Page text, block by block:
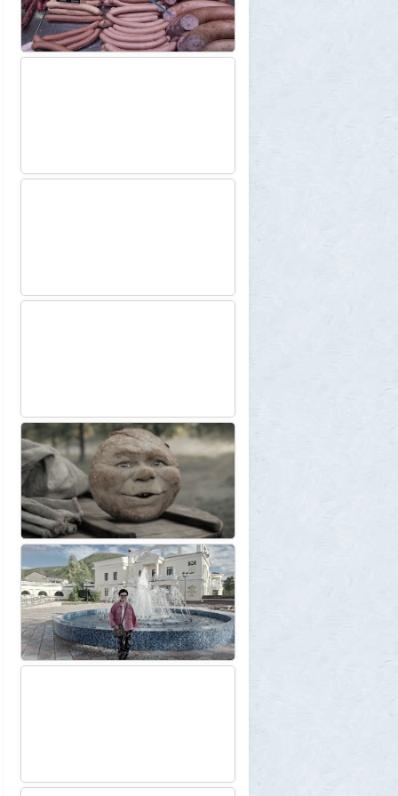
1GR
1 августа 2026, 12:56
«Одиссея» сдохла: вышел первый
трейлер индийского фильма «Рамаяна»
Allarm 31 июля 2026, 13:09
«Жена присаживалась к детям и
1GR
30 июля 2026, 18:12
Две девушки столкнулись с медведем на
туристической тропе у Магадана
1GR
30 июля 2026, 17:30
Что случилось?
2
SuperVal 30 июля 2026, 17:27
Какая страна самая большая на каждом
континенте? В двух ответах ошибаются
почти все
1
Azatoth 30 июля 2026, 17:17
Веселые картинки
12
SuperVal 29 июля 2026, 23:44
Плоская земля
1
Режиссёры, которые разносили чужие